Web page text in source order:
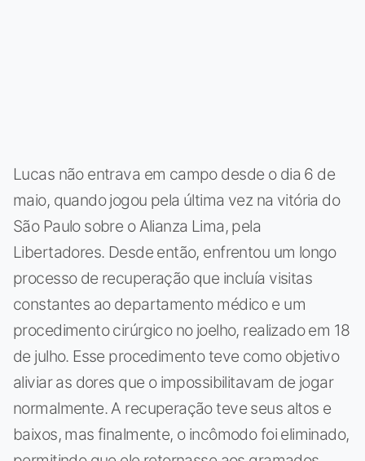
Lucas não entrava em campo desde o dia 6 de
maio, quando jogou pela última vez na vitória do
São Paulo sobre o Alianza Lima, pela
Libertadores. Desde então, enfrentou um longo
processo de recuperação que incluía visitas
constantes ao departamento médico e um
procedimento cirúrgico no joelho, realizado em 18
de julho. Esse procedimento teve como objetivo
aliviar as dores que o impossibilitavam de jogar
normalmente. A recuperação teve seus altos e
baixos, mas finalmente, o incômodo foi eliminado,